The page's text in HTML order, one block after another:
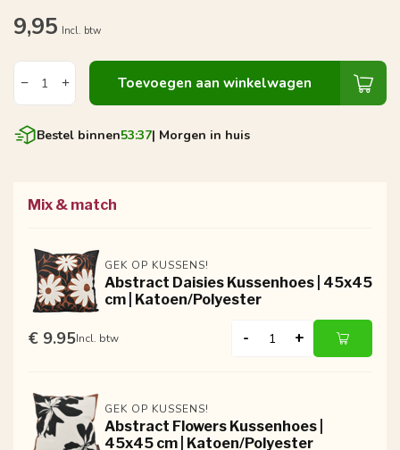
9,95 Incl. btw
Toevoegen aan winkelwagen
Bestel binnen53:37| Morgen in huis
Mix & match
GEK OP KUSSENS!
Abstract Daisies Kussenhoes | 45x45
cm | Katoen/Polyester
€ 9.95Incl. btw - +
GEK OP KUSSENS!
Abstract Flowers Kussenhoes |
45x45 cm | Katoen/Polyester